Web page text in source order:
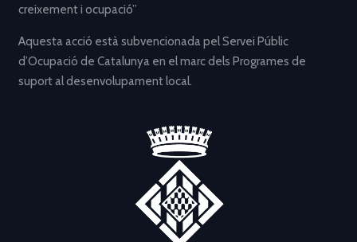
creixement i ocupació”
Aquesta acció està subvencionada pel Servei Públic
d’Ocupació de Catalunya en el marc dels Programes de
suport al desenvolupament local.